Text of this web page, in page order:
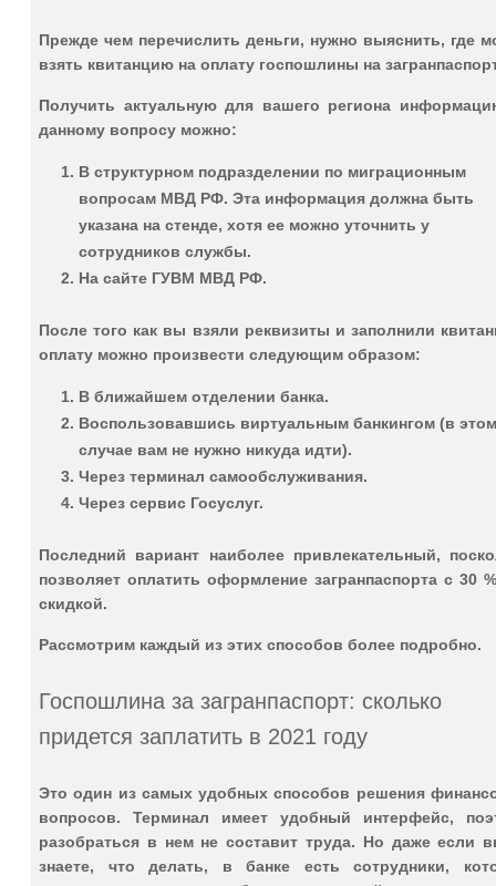
Прежде чем перечислить деньги, нужно выяснить, где
взять квитанцию на оплату госпошлины на
Получить актуальную для вашего региона
данному вопросу можно:
В структурном подразделении по миграционным
вопросам МВД РФ. Эта информация должна быть
указана на стенде, хотя ее можно уточнить у
сотрудников службы.
На сайте ГУВМ МВД РФ.
После того как вы взяли реквизиты и заполнили
оплату можно произвести следующим образом:
В ближайшем отделении банка.
Воспользовавшись виртуальным банкингом (в этом
случае вам не нужно никуда идти).
Через терминал самообслуживания.
Через сервис Госуслуг.
Последний вариант наиболее привлекательный,
позволяет оплатить оформление загранпаспорта с 30
скидкой.
Рассмотрим каждый из этих способов более подробно.
Госпошлина за загранпаспорт: сколько
придется заплатить в 2021 году
Это один из самых удобных способов решения
вопросов. Терминал имеет удобный интерфейс,
разобраться в нем не составит труда. Но даже если
знаете, что делать, в банке есть сотрудники,